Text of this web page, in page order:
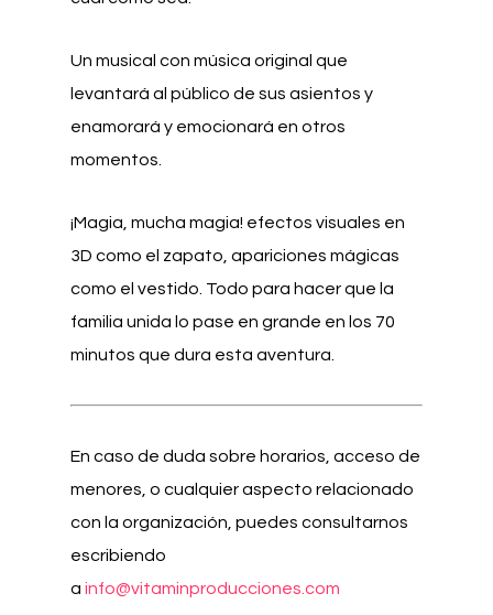
Un musical con música original que
levantará al público de sus asientos y
enamorará y emocionará en otros
momentos.
¡Magia, mucha magia! efectos visuales en
3D como el zapato, apariciones mágicas
como el vestido. Todo para hacer que la
familia unida lo pase en grande en los 70
minutos que dura esta aventura.
En caso de duda sobre horarios, acceso de
menores, o cualquier aspecto relacionado
con la organización, puedes consultarnos
escribiendo
a info@vitaminproducciones.com